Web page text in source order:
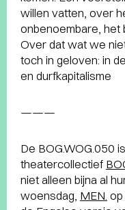
willen vatten, over
onbenoembare, het
Over dat wat we
toch in geloven: in
en durfkapitalisme
———
De BOG.WOG.050
theatercollectief
niet alleen bijna al
woensdag, MEN. op